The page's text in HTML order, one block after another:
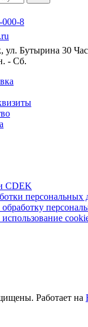
000-8
ул. Бутырина 30
- Сб.
CDEK
персональных
Работает на